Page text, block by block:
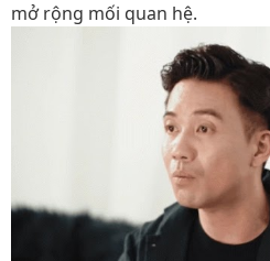
mở rộng mối quan hệ.